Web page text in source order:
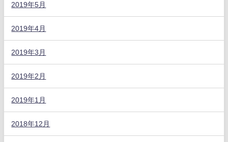
2019年5月
2019年4月
2019年3月
2019年2月
2019年1月
2018年12月